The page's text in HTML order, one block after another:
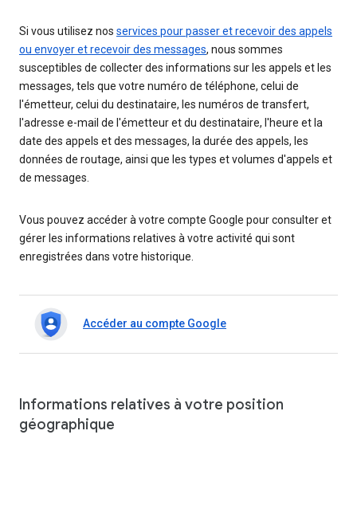
Si vous utilisez nos services pour passer et recevoir des appels
ou envoyer et recevoir des messages, nous sommes
susceptibles de collecter des informations sur les appels et les
messages, tels que votre numéro de téléphone, celui de
l'émetteur, celui du destinataire, les numéros de transfert,
l'adresse e-mail de l'émetteur et du destinataire, l'heure et la
date des appels et des messages, la durée des appels, les
données de routage, ainsi que les types et volumes d'appels et
de messages.
Vous pouvez accéder à votre compte Google pour consulter et
gérer les informations relatives à votre activité qui sont
enregistrées dans votre historique.
Accéder au compte Google
Informations relatives à votre position
géographique